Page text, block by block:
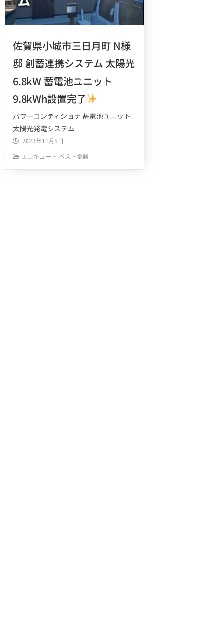
佐賀県小城市三日月町 N様
邸 創蓄連携システム 太陽光
6.8kW 蓄電池ユニット
9.8kWh設置完了
パワーコンディショナ 蓄電池ユニット
太陽光発電システム
2023年11月5日
エコキュート ベスト電器